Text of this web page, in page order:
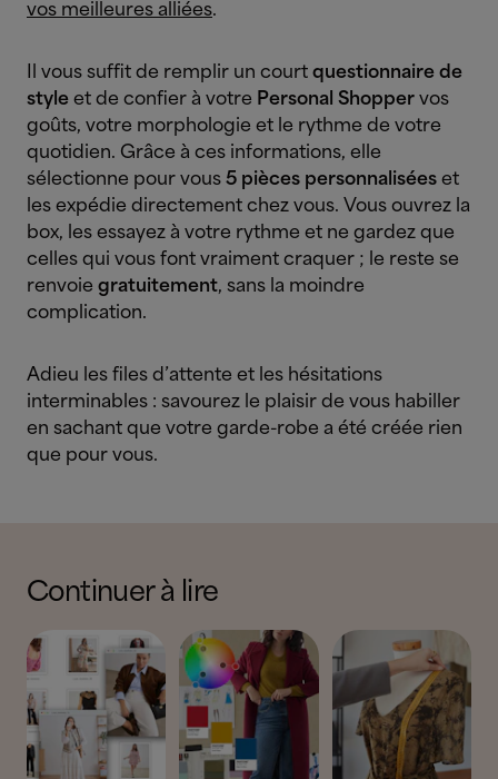
vos meilleures alliées.
Il vous suffit de remplir un court questionnaire de
style et de confier à votre Personal Shopper vos
goûts, votre morphologie et le rythme de votre
quotidien. Grâce à ces informations, elle
sélectionne pour vous 5 pièces personnalisées et
les expédie directement chez vous. Vous ouvrez la
box, les essayez à votre rythme et ne gardez que
celles qui vous font vraiment craquer ; le reste se
renvoie gratuitement, sans la moindre
complication.
Adieu les files d’attente et les hésitations
interminables : savourez le plaisir de vous habiller
en sachant que votre garde-robe a été créée rien
que pour vous.
Continuer à lire